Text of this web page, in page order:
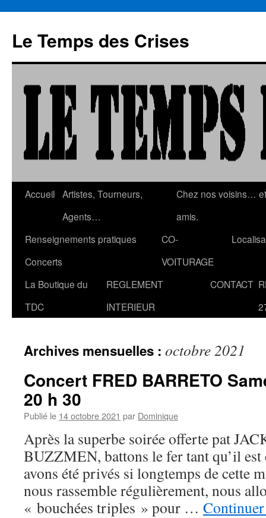
contenu
Le Temps des Crises
Accueil Artistes, Tourneurs,
Agents…
Chez nos voisins… et
amis.
Renseignements pratiques
Concerts
CO-
VOITURAGE
La Boutique du
TDC
REGLEMENT
INTERIEUR
CONTACT
Archives mensuelles : octobre 2021
Concert FRED BARRETO
20 h 30
Publié le 14 octobre 2021 par Dominique
Après la superbe soirée offerte pat
BUZZMEN, battons le fer tant qu’il
avons été privés si longtemps de cette
nous rassemble régulièrement, nous
« bouchées triples » pour …